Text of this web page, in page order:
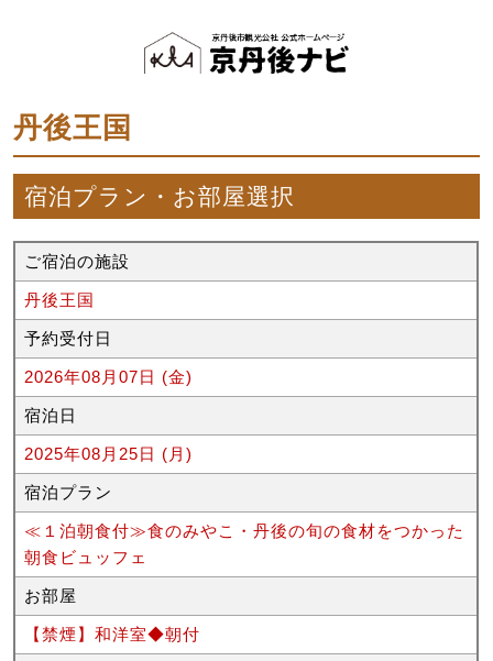
丹後王国
宿泊プラン・お部屋選択
ご宿泊の施設
丹後王国
予約受付日
2026年08月07日 (金)
宿泊日
2025年08月25日 (月)
宿泊プラン
≪１泊朝食付≫食のみやこ・丹後の旬の食材をつかった
朝食ビュッフェ
お部屋
【禁煙】和洋室◆朝付